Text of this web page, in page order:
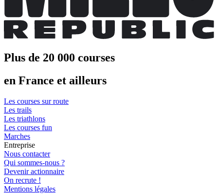
Plus de 20 000 courses
en France et ailleurs
Les courses sur route
Les trails
Les triathlons
Les courses fun
Marches
Entreprise
Nous contacter
Qui sommes-nous ?
Devenir actionnaire
On recrute !
Mentions légales